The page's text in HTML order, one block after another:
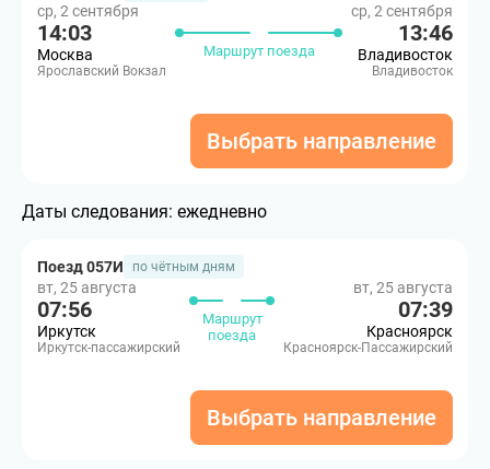
ср, 2 сентября
14:03
Москва
Ярославский Вокзал
Маршрут поезда
ср, 2 сентября
13:46
Владивосток
Владивосток
Выбрать направление
Даты следования: ежедневно
Поезд 057И по чётным дням
вт, 25 августа
07:56
Иркутск
Иркутск-пассажирский
Маршрут
поезда
вт, 25 августа
07:39
Красноярск
Красноярск-Пассажирский
Выбрать направление